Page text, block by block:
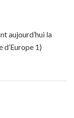
aujourd’hui la
1)